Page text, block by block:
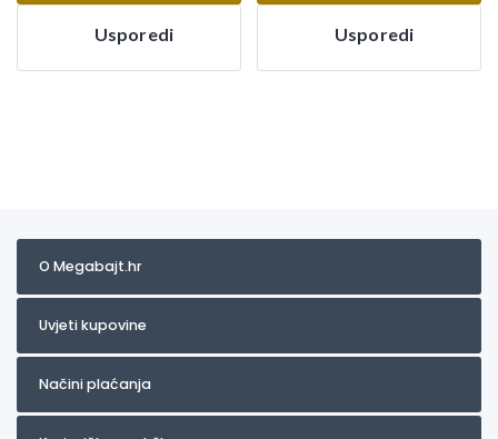
Usporedi Usporedi
O Megabajt.hr
Uvjeti kupovine
Načini plaćanja